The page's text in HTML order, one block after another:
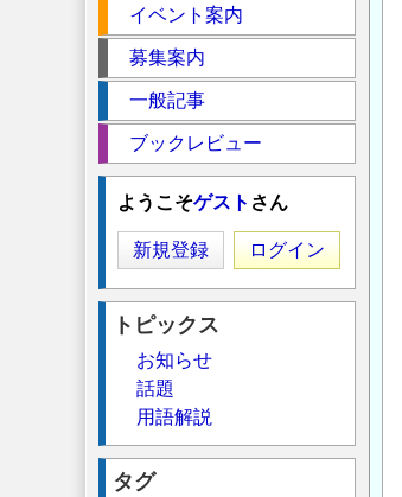
イベント案内
募集案内
一般記事
ブックレビュー
ようこそゲスト さん
新規登録 ログイン
トピックス
お知らせ
話題
用語解説
タグ